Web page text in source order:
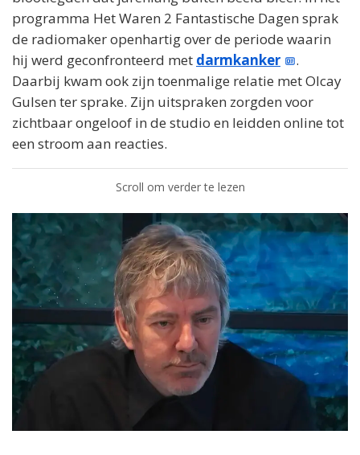
programma Het Waren 2 Fantastische Dagen sprak
de radiomaker openhartig over de periode waarin
hij werd geconfronteerd met darmkanker
.
Daarbij kwam ook zijn toenmalige relatie met Olcay
Gulsen ter sprake. Zijn uitspraken zorgden voor
zichtbaar ongeloof in de studio en leidden online tot
een stroom aan reacties.
Scroll om verder te lezen